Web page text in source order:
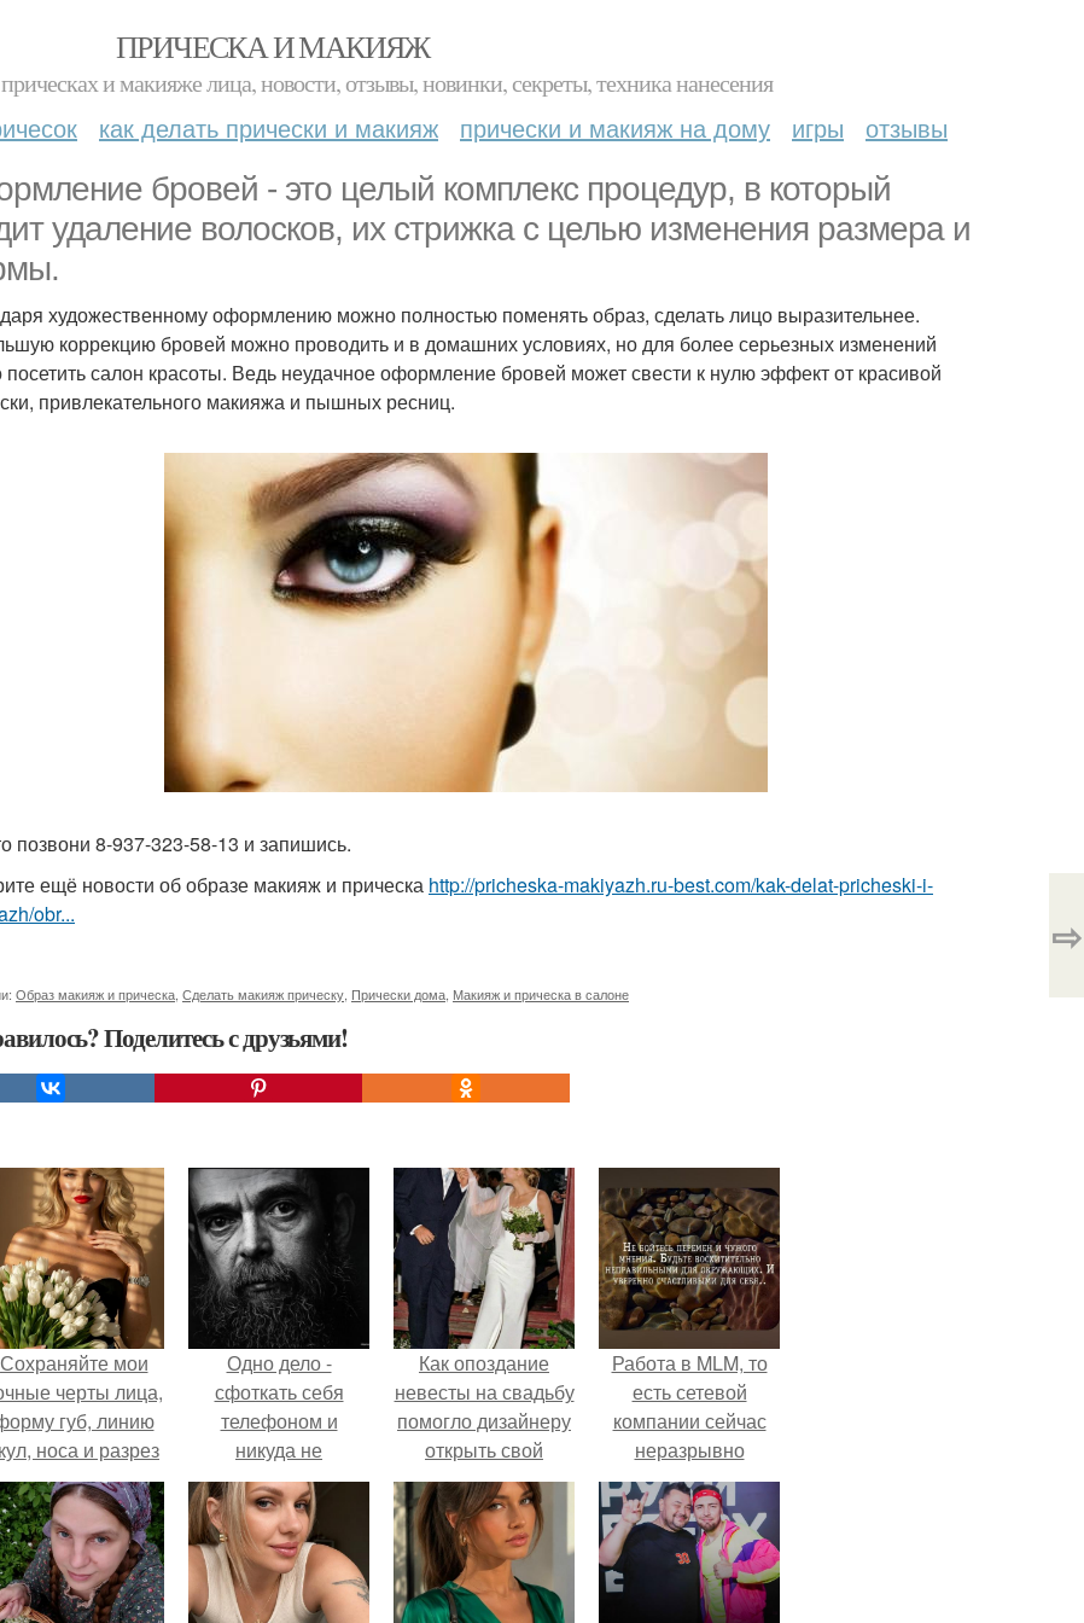
ПРИЧЕСКА И МАКИЯЖ
и макияже лица, новости, отзывы, новинки, секреты, техника нанесения
как делать прически и макияж прически и макияж на дому игры отзывы
бровей - это целый комплекс процедур, в который
удаление волосков, их стрижка с целью изменения размера и
художественному оформлению можно полностью поменять образ, сделать лицо выразительнее.
коррекцию бровей можно проводить и в домашних условиях, но для более серьезных изменений
посетить салон красоты. Ведь неудачное оформление бровей может свести к нулю эффект от красивой
привлекательного макияжа и пышных ресниц.
позвони 8-937-323-58-13 и запишись.
ещё новости об образе макияж и прическа http://pricheska-makiyazh.ru-best.com/kak-delat-pricheski-i-
obr...
Образ макияж и прическа Сделать макияж прическу Прически дома Макияж и прическа в салоне
Поделитесь с друзьями!
⇨
Сохраняйте мои
черты лица,
губ, линию
носа и разрез
глаз.
Одно дело -
сфоткать себя
телефоном и
никуда не
выкладывать без
серьезной
обработки.
Как опоздание
невесты на свадьбу
помогло дизайнеру
открыть свой
бренд.
Работа в MLM, то
есть сетевой
компании сейчас
неразрывно
связана с создание
своего контента,
своей страницы в
соц сетях.